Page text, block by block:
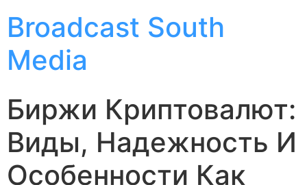
Broadcast South
Media
Биржи Криптовалют:
Виды, Надежность И
Особенности Как